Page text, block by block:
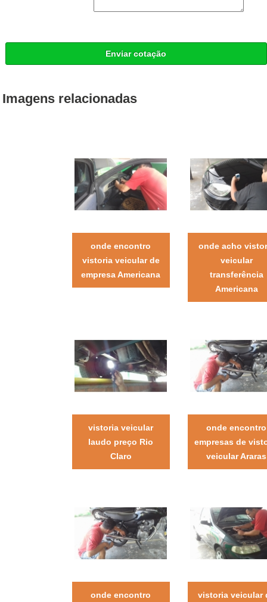
Enviar cotação
Imagens relacionadas
onde encontro
vistoria veicular de
empresa Americana
onde acho
veicular
transferência
Americana
vistoria veicular
laudo preço Rio
Claro
onde encontro
empresas de
veicular Araras
onde encontro
vistoria veicular